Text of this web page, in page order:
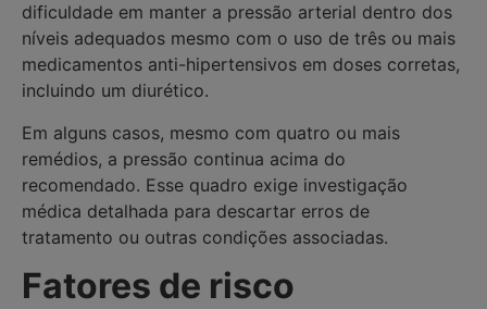
dificuldade em manter a pressão arterial dentro dos
níveis adequados mesmo com o uso de três ou mais
medicamentos anti-hipertensivos em doses corretas,
incluindo um diurético.
Em alguns casos, mesmo com quatro ou mais
remédios, a pressão continua acima do
recomendado. Esse quadro exige investigação
médica detalhada para descartar erros de
tratamento ou outras condições associadas.
Fatores de risco